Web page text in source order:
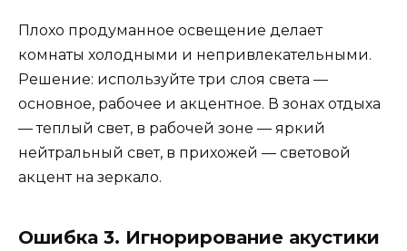
Плохо продуманное освещение делает
комнаты холодными и непривлекательными.
Решение: используйте три слоя света —
основное, рабочее и акцентное. В зонах отдыха
— теплый свет, в рабочей зоне — яркий
нейтральный свет, в прихожей — световой
акцент на зеркало.
Ошибка 3. Игнорирование акустики